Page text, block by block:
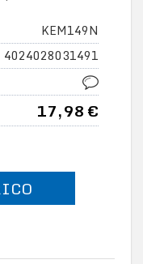
KEM149N
4024028031491
17,98 €